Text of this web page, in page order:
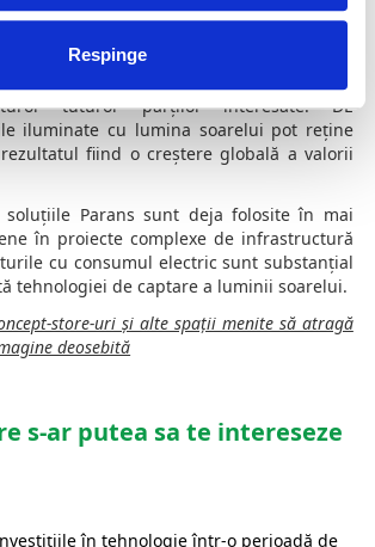
Respinge
certificate de construcții verzi, cum ar fi
care comunică grija pentru mediul
tuturor părților interesate. DE
iluminate cu lumina soarelui pot reține
fiind o creștere globală a valorii
soluțiile Parans sunt deja folosite în mai
în proiecte complexe de infrastructură
cu consumul electric sunt substanțial
tehnologiei de captare a luminii soarelui.
store-uri și alte spații menite să atragă
deosebită